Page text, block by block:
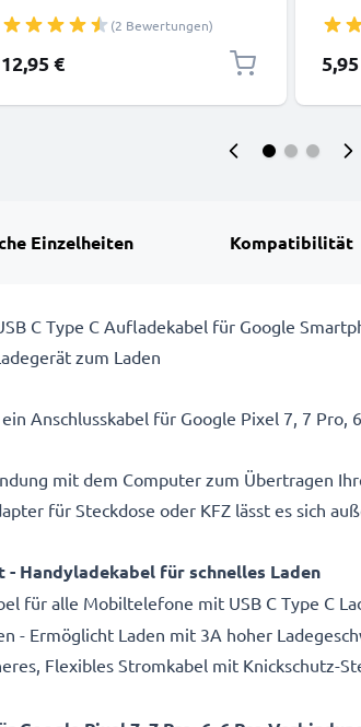
- Handyhülle zum Joggen, Laufen,
Sport - Oberarm und Unterarm
Laufhülle, wasserfest Laufarmband
(2 Bewertungen)
12,95 €
Einzelheiten Kompatibilität
C Type C Aufladekabel für Google
zum Laden
ein Anschlusskabel für Google Pixel 7, 7
mit dem Computer zum Übertragen
für Steckdose oder KFZ lässt es sich
Handyladekabel für schnelles Laden
für alle Mobiltelefone mit USB C Type C
- Ermöglicht Laden mit 3A hoher
Flexibles Stromkabel mit Knickschutz-